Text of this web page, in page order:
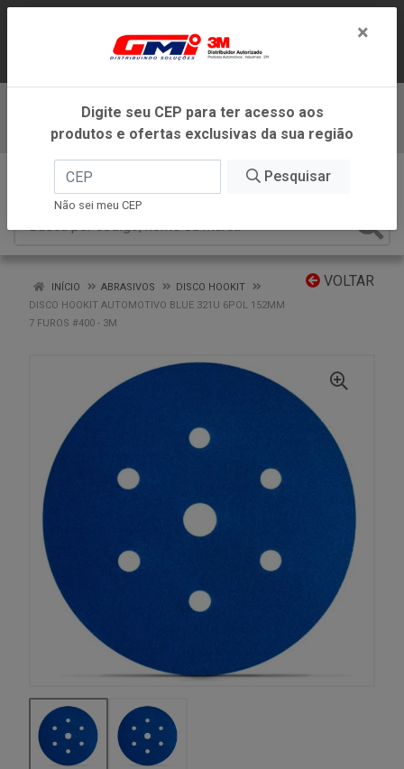
ATENDIMENTO DENTRO DO ESTADO DE
MINAS GERAIS.
Baixe já nosso APP
VOLTAR
INÍCIO ABRASIVOS
DISCO HOOKIT
DISCO HOOKIT AUTOMOTIVO BLUE 321U 6POL 152MM
7 FUROS #400 - 3M
×
Digite seu CEP para ter acesso aos
produtos e ofertas exclusivas da sua região
Pesquisar
Não sei meu CEP